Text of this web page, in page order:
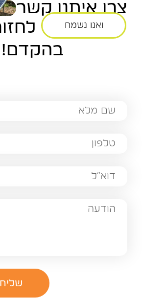
צרו איתנו קשר
ואנו נשמח
בהקדם!